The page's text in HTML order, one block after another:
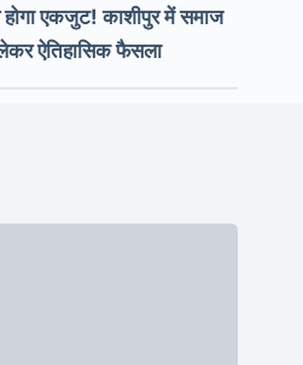
एकजुट! काशीपुर में समाज
ऐतिहासिक फैसला